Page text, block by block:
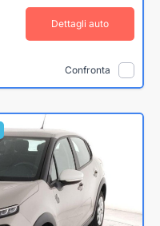
Dettagli auto
Confronta